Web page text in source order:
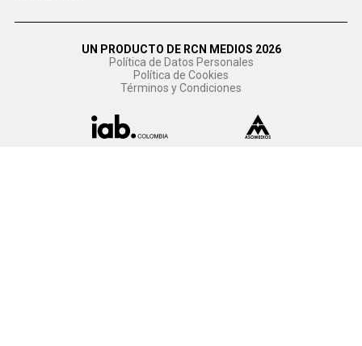
UN PRODUCTO DE RCN MEDIOS 2026
Política de Datos Personales
Política de Cookies
Términos y Condiciones